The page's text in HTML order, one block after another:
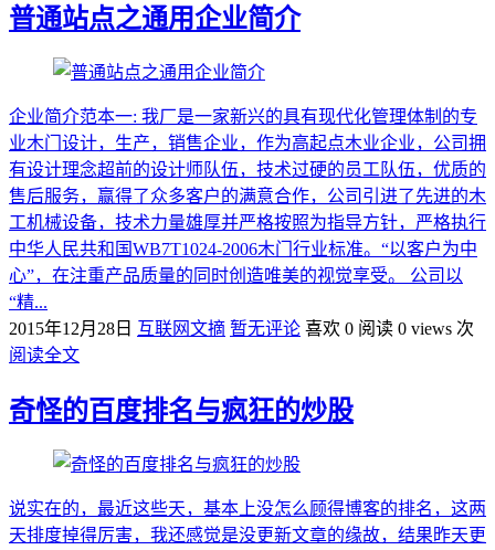
普通站点之通用企业简介
企业简介范本一: 我厂是一家新兴的具有现代化管理体制的专
业木门设计，生产，销售企业，作为高起点木业企业，公司拥
有设计理念超前的设计师队伍，技术过硬的员工队伍，优质的
售后服务，赢得了众多客户的满意合作，公司引进了先进的木
工机械设备，技术力量雄厚并严格按照为指导方针，严格执行
中华人民共和国WB7T1024-2006木门行业标准。“以客户为中
心”，在注重产品质量的同时创造唯美的视觉享受。 公司以
“精...
2015年12月28日 互联网文摘 暂无评论 喜欢 0 阅读 0 views 次
阅读全文
奇怪的百度排名与疯狂的炒股
说实在的，最近这些天，基本上没怎么顾得博客的排名，这两
天排度掉得厉害，我还感觉是没更新文章的缘故，结果昨天更